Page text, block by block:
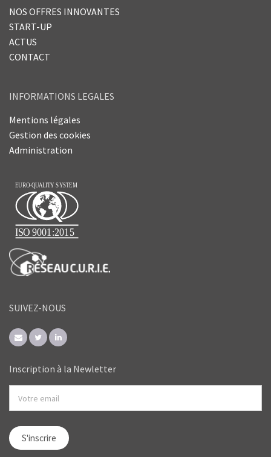
NOS OFFRES INNOVANTES
START-UP
ACTUS
CONTACT
INFORMATIONS LEGALES
Mentions légales
Gestion des cookies
Administration
SUIVEZ-NOUS
Inscription à la Newletter